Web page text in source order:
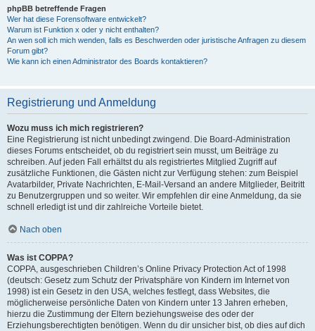
phpBB betreffende Fragen
Wer hat diese Forensoftware entwickelt?
Warum ist Funktion x oder y nicht enthalten?
An wen soll ich mich wenden, falls es Beschwerden oder juristische Anfragen zu diesem
Forum gibt?
Wie kann ich einen Administrator des Boards kontaktieren?
Registrierung und Anmeldung
Wozu muss ich mich registrieren?
Eine Registrierung ist nicht unbedingt zwingend. Die Board-Administration
dieses Forums entscheidet, ob du registriert sein musst, um Beiträge zu
schreiben. Auf jeden Fall erhältst du als registriertes Mitglied Zugriff auf
zusätzliche Funktionen, die Gästen nicht zur Verfügung stehen: zum Beispiel
Avatarbilder, Private Nachrichten, E-Mail-Versand an andere Mitglieder, Beitritt
zu Benutzergruppen und so weiter. Wir empfehlen dir eine Anmeldung, da sie
schnell erledigt ist und dir zahlreiche Vorteile bietet.
Nach oben
Was ist COPPA?
COPPA, ausgeschrieben Children’s Online Privacy Protection Act of 1998
(deutsch: Gesetz zum Schutz der Privatsphäre von Kindern im Internet von
1998) ist ein Gesetz in den USA, welches festlegt, dass Websites, die
möglicherweise persönliche Daten von Kindern unter 13 Jahren erheben,
hierzu die Zustimmung der Eltern beziehungsweise des oder der
Erziehungsberechtigten benötigen. Wenn du dir unsicher bist, ob dies auf dich